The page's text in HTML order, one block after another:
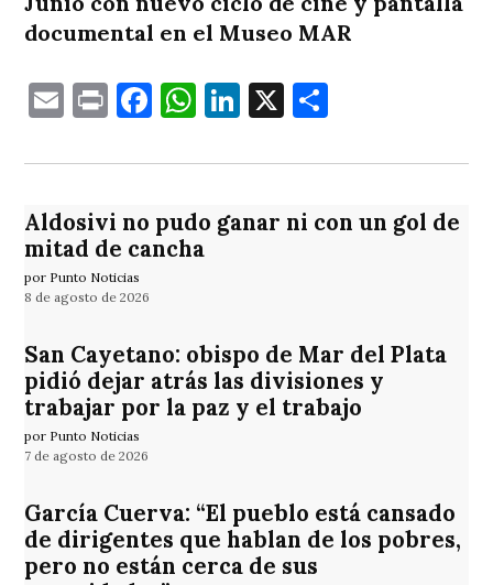
documental en el Museo MAR
EmailPrintFacebook
WhatsApp
LinkedIn
X
Aldosivi no pudo ganar ni con un gol de
mitad de cancha
por Punto Noticias
8 de agosto de 2026
San Cayetano: obispo de Mar del Plata
pidió dejar atrás las divisiones y
trabajar por la paz y el trabajo
por Punto Noticias
7 de agosto de 2026
García Cuerva: “El pueblo está cansado
de dirigentes que hablan de los pobres,
pero no están cerca de sus